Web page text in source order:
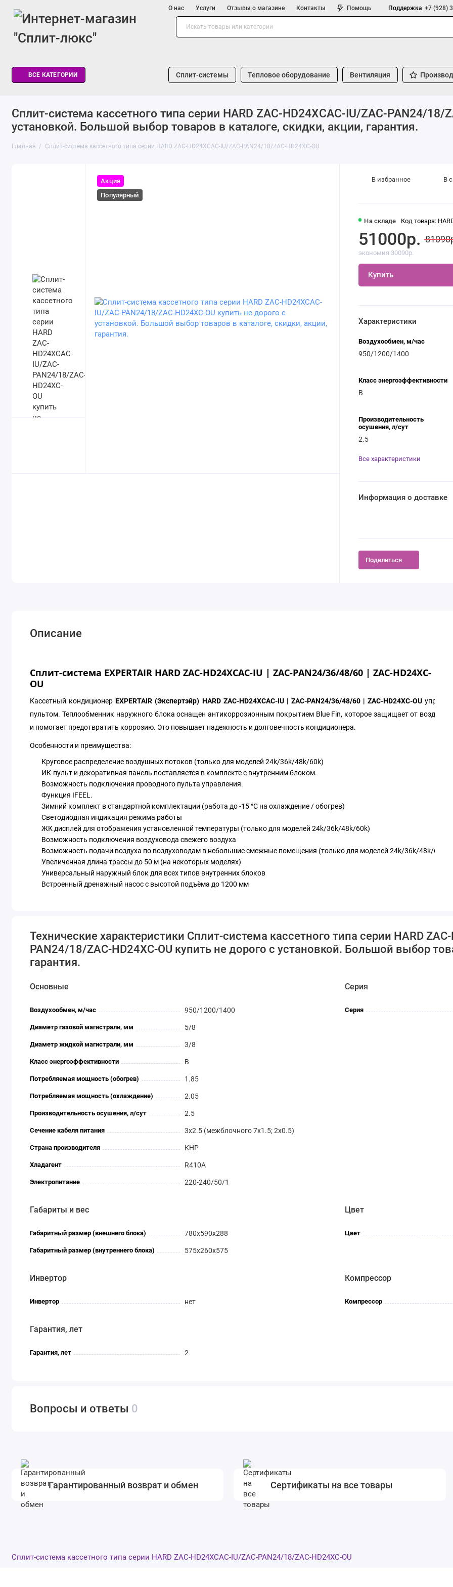
О нас Услуги Отзывы о магазине Контакты Помощь Поддержка +7 (928)
ВСЕ КАТЕГОРИИ Сплит-системы Тепловое оборудование Вентиляция
Cплит-система кассетного типа серии HARD ZAC-HD24XCAC-IU/ZAC-PAN24/18/
установкой. Большой выбор товаров в каталоге, скидки, акции, гарантия.
Главная Cплит-система кассетного типа серии HARD ZAC-HD24XCAC-IU/ZAC-PAN24/18/ZAC-HD24XC-OU
Акция
Популярный
На складе Код товара:
51000р.
экономия 30090р.
Купить
В избранное В
Характеристики
Воздухообмен, м/час
950/1200/1400
Класс энергоэффективности
В
Производительность
осушения, л/сут
2.5
Все характеристики
Информация о доставке
Поделиться
Описание
Сплит-система EXPERTAIR HARD ZAC-HD24XCAC-IU | ZAC-PAN24/36/48/60 | ZAC-HD24XC-
OU
Кассетный кондиционерEXPERTAIR (Экспертэйр) HARD ZAC-HD24XCAC-IU| ZAC-PAN24/36/48/60 | ZAC-HD24XC-OU
пультом. Теплообменник наружного блока оснащен антикоррозионным покрытием Blue Fin, которое защищает от
и помогает предотвратить коррозию. Это повышает надежность и долговечность кондиционера.
Особенности и преимущества:
Круговое распределение воздушных потоков (только для моделей 24k/36k/48k/60k)
ИК-пульт и декоративная панель поставляется в комплекте с внутренним блоком.
Возможность подключения проводного пульта управления.
Функция IFEEL.
Зимний комплект в стандартной комплектации (работа до -15 °С на охлаждение / обогрев)
Светодиодная индикация режима работы
ЖК дисплей для отображения установленной температуры (только для моделей 24k/36k/48k/60k)
Возможность подключения воздуховода свежего воздуха
Возможность подачи воздуха по воздуховодам в небольшие смежные помещения (только для моделей 24k/36k/48k/60k)
Увеличенная длина трассы до 50 м (на некоторых моделях)
Универсальный наружный блок для всех типов внутренних блоков
Встроенный дренажный насос с высотой подъёма до 1200 мм
Широкий ассортимент кассетных сплит-систем классического типа с ротационными компрессорами представлен
серии HARD. В комплекте каждого аппарата идет панель и ИК дистанционный пульт. Кондиционеры поставляются со
а для подачи свежего воздуха можно подключать воздуховоды. Компактные размеры корпусов характерны моделям с
Технические характеристики Cплит-система кассетного типа серии HARD
PAN24/18/ZAC-HD24XC-OU купить не дорого с установкой. Большой выбор
гарантия.
Основные
Воздухообмен, м/час 950/1200/1400
Диаметр газовой магистрали, мм 5/8
Диаметр жидкой магистрали, мм 3/8
Класс энергоэффективности В
Потребляемая мощность (обогрев) 1.85
Потребляемая мощность (охлаждение) 2.05
Производительность осушения, л/сут 2.5
Сечение кабеля питания 3x2.5 (межблочного 7x1.5; 2x0.5)
Страна производителя КНР
Хладагент R410A
Электропитание 220-240/50/1
Серия
Серия
Габариты и вес
Габаритный размер (внешнего блока) 780x590x288
Габаритный размер (внутреннего блока) 575x260x575
Цвет
Цвет
Инвертор
Инвертор нет
Компрессор
Компрессор
Гарантия, лет
Гарантия, лет 2
Вопросы и ответы 0
Гарантированный возврат и обмен Сертификаты на все товары
Cплит-система кассетного типа серии HARD ZAC-HD24XCAC-IU/ZAC-PAN24/18/ZAC-HD24XC-OU